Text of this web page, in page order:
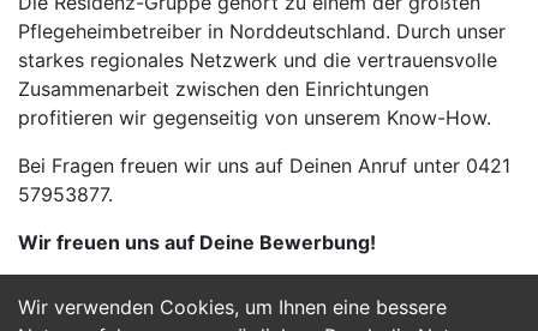
Wir verwenden Cookies, um Ihnen eine bessere
Pflegeheimbetreiber in Norddeutschland. Durch unser
starkes regionales Netzwerk und die vertrauensvolle
Zusammenarbeit zwischen den Einrichtungen
profitieren wir gegenseitig von unserem Know-How.
Bei Fragen freuen wir uns auf Deinen Anruf unter 0421
57953877.
Wir freuen uns auf Deine Bewerbung!